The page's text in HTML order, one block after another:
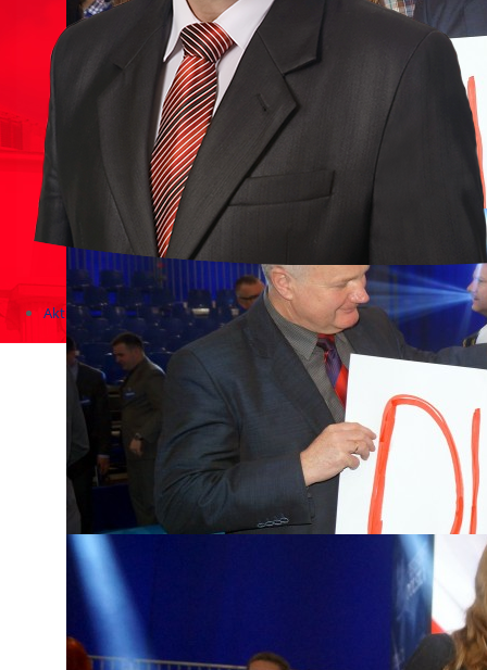
Aktualności
Zapowiedzi wydarzeń
KONKURSY 2020 - 2026
KOLONIE 2021 - 2026
Imprezy kulturalne - zaproszenia 2017
Różne
Konkursy 2017/2018
KONKURSY 2016/2017
KONKURSY 2015/2016
Konkursy 2014/2015
Wizyty w Parlamencie i Ministerstwach
Spotkania i debaty, PROTESTY, MARSZE
Debaty i spotkania 2017
Konkursy 2014
Różne
Praca w kampanii
Sejmowe